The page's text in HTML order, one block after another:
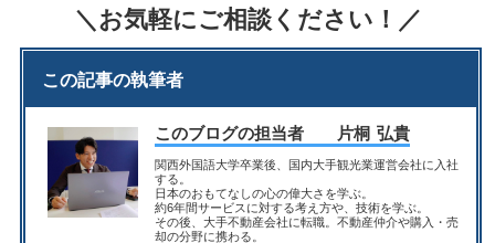
＼お気軽にご相談ください！／
この記事の執筆者
このブログの担当者 片桐 弘貴
関西外国語大学卒業後、国内大手観光業運営会社に入社
する。
日本のおもてなしの心の偉大さを学ぶ。
約6年間サービスに対する考え方や、技術を学ぶ。
その後、大手不動産会社に転職。不動産仲介や購入・売
却の分野に携わる。